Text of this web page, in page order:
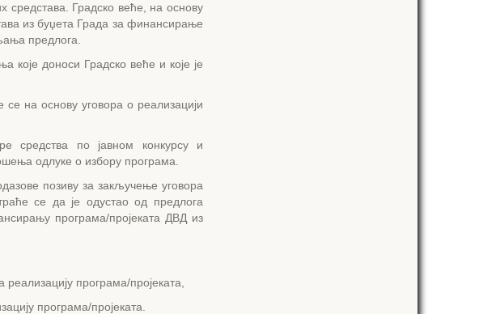
средстава. Градско веће, на основу
из буџета Града за финансирање
предлога.
доноси Градско веће и које је
на основу уговора о реализацији
средства по јавном конкурсу и
одлуке о избору програма.
позиву за закључење уговора
се да је одустао од предлога
програма/пројеката ДВД из
програма/пројеката,
програма/пројеката.